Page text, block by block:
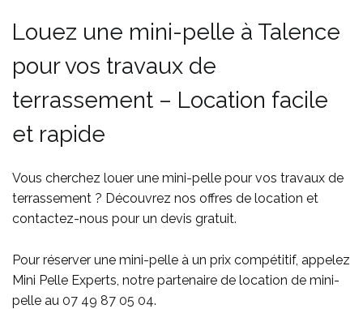
Louez une mini-pelle à Talence
pour vos travaux de
terrassement – Location facile
et rapide
Vous cherchez louer une mini-pelle pour vos travaux de
terrassement ? Découvrez nos offres de location et
contactez-nous pour un devis gratuit.
Pour réserver une mini-pelle à un prix compétitif, appelez
Mini Pelle Experts, notre partenaire de location de mini-
pelle au 07 49 87 05 04.